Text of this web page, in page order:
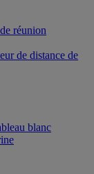
réunion
de distance de
blanc